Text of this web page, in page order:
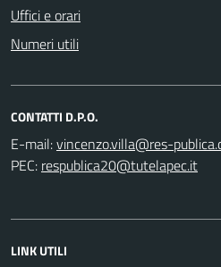
Uffici e orari
Numeri utili
CONTATTI D.P.O.
E-mail:
PEC:
LINK UTILI